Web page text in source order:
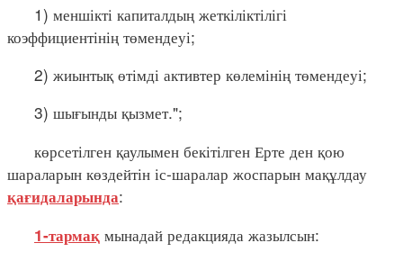
1) меншікті капиталдың жеткіліктілігі
коэффициентінің төмендеуі;
2) жиынтық өтімді активтер көлемінің төмендеуі;
3) шығынды қызмет.";
көрсетілген қаулымен бекітілген Ерте ден қою
шараларын көздейтін іс-шаралар жоспарын мақұлдау
қағидаларында:
1-тармақ мынадай редакцияда жазылсын: